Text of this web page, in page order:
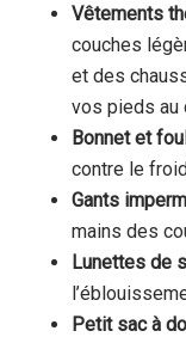
Vêtements
couches
et des
vos pieds au
Bonnet et
contre le
Gants
mains des
Lunettes de
Petit sac à